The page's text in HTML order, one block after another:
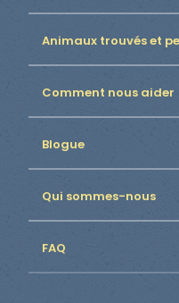
Animaux trouvés et
Comment nous aider
Blogue
Qui sommes-nous
FAQ